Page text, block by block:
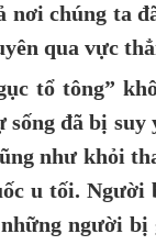
nơi chúng ta
qua vực
tổ tông”
đã bị
như khỏi
u tối.
người